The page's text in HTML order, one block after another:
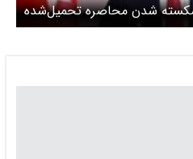
پایان سریع جنگ و شکسته شدن محاصره تحمیل‌شده